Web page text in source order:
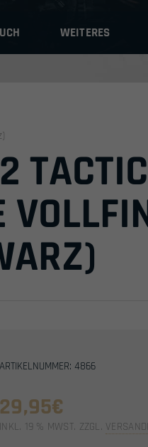
WEITERES
ARTIKELNUMMER: 4866
29,95€
INKL. 19 % MWST. ZZGL.